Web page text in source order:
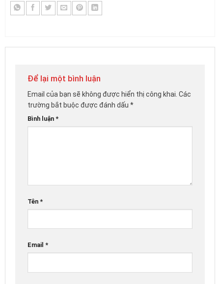
Để lại một bình luận
Email của bạn sẽ không được hiển thị công khai. Các
trường bắt buộc được đánh dấu *
Bình luận *
Tên *
Email *